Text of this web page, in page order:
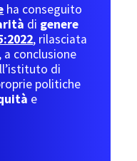
ha conseguito
di genere
, rilasciata
, a conclusione
di
politiche
e